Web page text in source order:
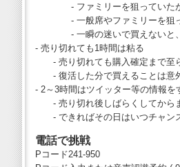
- ファミリーを狙っていたが買
- 一般席やファミリーを狙って
- 一瞬の迷いで買えないと、あ
- 売り切れても1時間は粘る
- 売り切れても購入確定まで至
- 復活した分で買えることは意
- 2～3時間はツイッター等の情報を
- 売り切れ後しばらくしてから
- できればその日はいつチャン
電話で挑戦
Pコード241-950